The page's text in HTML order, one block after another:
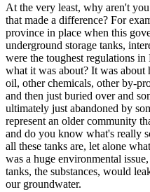
At the very least, why aren't
that made a difference? For
province in place when this
underground storage tanks,
were the toughest regulations
what it was about? It was about
oil, other chemicals, other by-
and then just buried over and
ultimately just abandoned by
represent an older community
and do you know what's really
all these tanks are, let alone
was a huge environmental
tanks, the substances, would
our groundwater.